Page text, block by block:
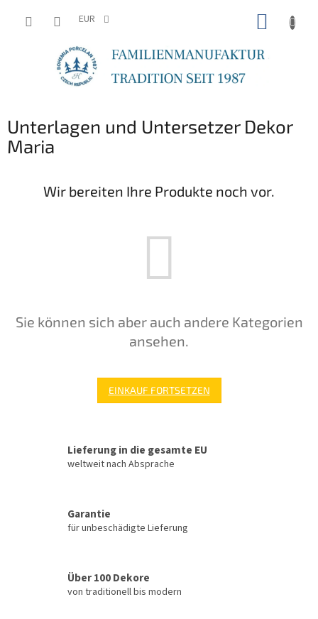
EUR
Unterlagen und Untersetzer Dekor
Maria
Wir bereiten Ihre Produkte noch vor.
Sie können sich aber auch andere Kategorien
ansehen.
EINKAUF FORTSETZEN
Lieferung in die gesamte EU
weltweit nach Absprache
Garantie
für unbeschädigte Lieferung
Über 100 Dekore
von traditionell bis modern